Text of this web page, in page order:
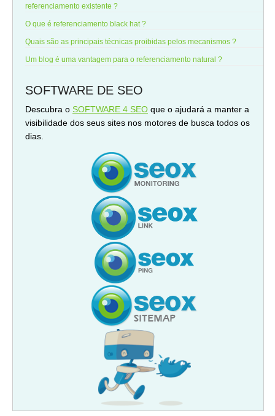
referenciamento existente ?
O que é referenciamento black hat ?
Quais são as principais técnicas proibidas pelos mecanismos ?
Um blog é uma vantagem para o referenciamento natural ?
SOFTWARE DE SEO
Descubra o SOFTWARE 4 SEO que o ajudará a manter a
visibilidade dos seus sites nos motores de busca todos os
dias.